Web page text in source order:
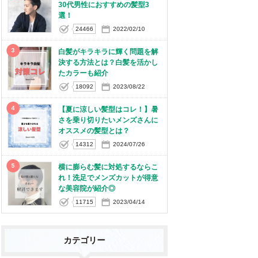
30代男性におすすめの髪型3
選！
24466 2022/02/10
3
白髪がキラキラに輝く問題を解
決する方法とは？白髪を活かし
たカラーも紹介
18092 2023/08/22
4
【夏に涼しい髪型はコレ！】暑
さを乗り切りたいメンズさんに
オススメの髪型とは？
14312 2024/07/26
5
横に膨らむ髪に対処するならこ
れ！洗足でメンズカットが得意
な美容院が紹介◎
11715 2023/04/14
カテゴリー